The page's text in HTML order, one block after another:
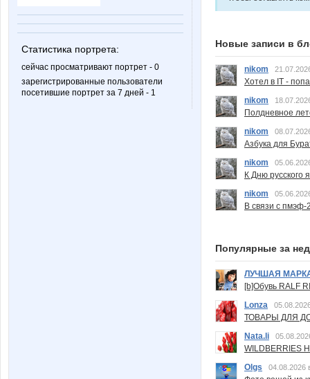
Статистика портрета:
сейчас просматривают портрет - 0
зарегистрированные пользователи
посетившие портрет за 7 дней - 1
Новые записи в
nikom
Хотел в IT -
nikom
Полдневное
nikom
Азбука для
nikom
К Дню русского
nikom
В связи с пмэф-
Популярные за
ЛУЧШАЯ
[b]Обувь RALF
Lonza
ТОВАРЫ ДЛЯ
Nata.li
Olgs
04.08.2026